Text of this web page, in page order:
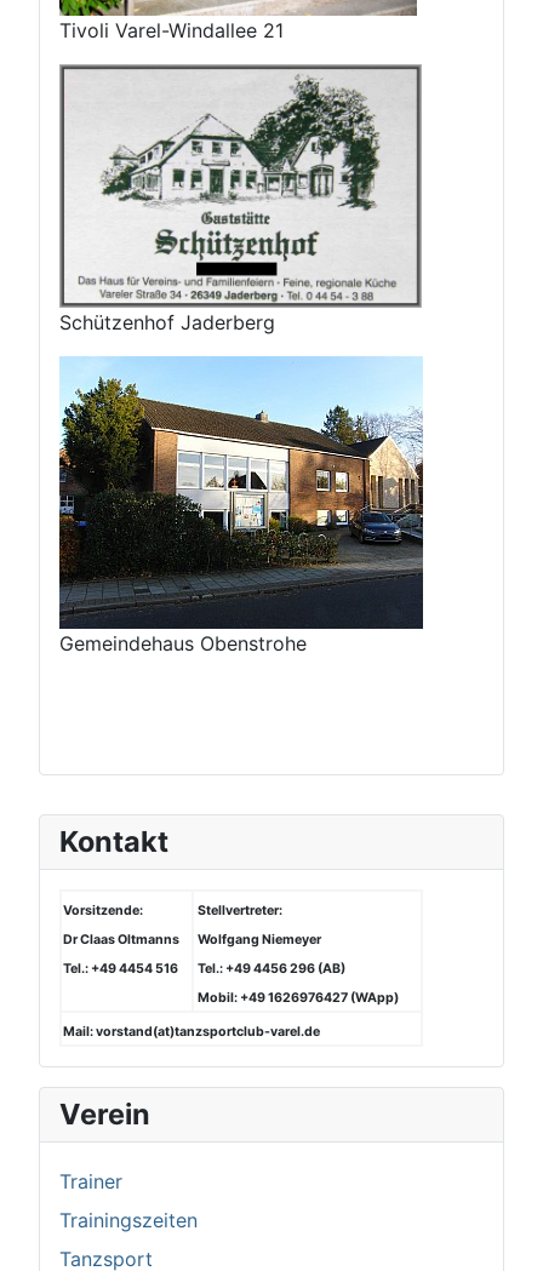
Kontakt
Vorsitzende:
Dr Claas Oltmanns
Tel.: +49 4454 516
Stellvertreter:
Wolfgang Niemeyer
Tel.: +49 4456 296 (AB)
Mobil: +49 1626976427 (WApp)
Mail: vorstand(at)tanzsportclub-varel.de
Verein
Trainer
Trainingszeiten
Tanzsport
Tivoli Varel-Windallee 21
Schützenhof Jaderberg
Gemeindehaus Obenstrohe